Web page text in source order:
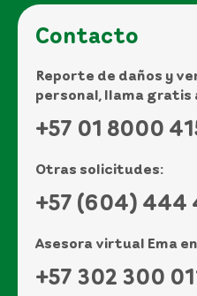
Contacto
Reporte de daños y
personal, llama gratis
+57 01 8000
Otras solicitudes:
+57 (604) 444
Asesora virtual Ema
+57 302 300